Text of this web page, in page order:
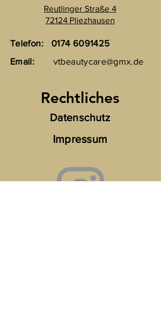
Reutlinger Straße 4
72124 Pliezhausen
Telefon:
0174 6091425
Email:
vtbeautycare@gmx.de
Rechtliches
Datenschutz
Impressum